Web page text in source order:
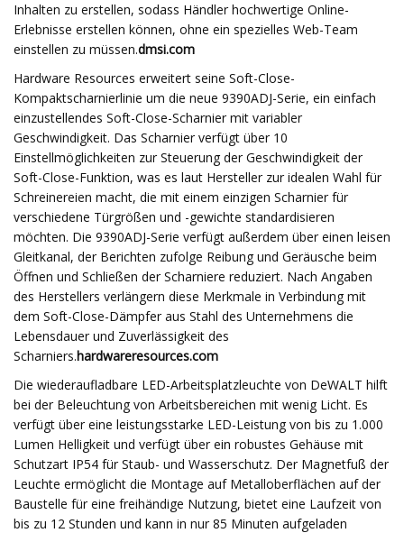
Inhalten zu erstellen, sodass Händler hochwertige Online-
Erlebnisse erstellen können, ohne ein spezielles Web-Team
einstellen zu müssen.dmsi.com
Hardware Resources erweitert seine Soft-Close-
Kompaktscharnierlinie um die neue 9390ADJ-Serie, ein einfach
einzustellendes Soft-Close-Scharnier mit variabler
Geschwindigkeit. Das Scharnier verfügt über 10
Einstellmöglichkeiten zur Steuerung der Geschwindigkeit der
Soft-Close-Funktion, was es laut Hersteller zur idealen Wahl für
Schreinereien macht, die mit einem einzigen Scharnier für
verschiedene Türgrößen und -gewichte standardisieren
möchten. Die 9390ADJ-Serie verfügt außerdem über einen leisen
Gleitkanal, der Berichten zufolge Reibung und Geräusche beim
Öffnen und Schließen der Scharniere reduziert. Nach Angaben
des Herstellers verlängern diese Merkmale in Verbindung mit
dem Soft-Close-Dämpfer aus Stahl des Unternehmens die
Lebensdauer und Zuverlässigkeit des
Scharniers.hardwareresources.com
Die wiederaufladbare LED-Arbeitsplatzleuchte von DeWALT hilft
bei der Beleuchtung von Arbeitsbereichen mit wenig Licht. Es
verfügt über eine leistungsstarke LED-Leistung von bis zu 1.000
Lumen Helligkeit und verfügt über ein robustes Gehäuse mit
Schutzart IP54 für Staub- und Wasserschutz. Der Magnetfuß der
Leuchte ermöglicht die Montage auf Metalloberflächen auf der
Baustelle für eine freihändige Nutzung, bietet eine Laufzeit von
bis zu 12 Stunden und kann in nur 85 Minuten aufgeladen